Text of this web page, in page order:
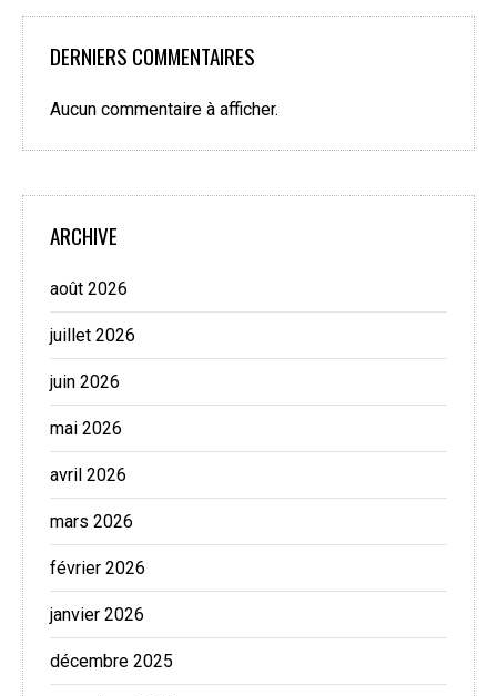
DERNIERS COMMENTAIRES
Aucun commentaire à afficher.
ARCHIVE
août 2026
juillet 2026
juin 2026
mai 2026
avril 2026
mars 2026
février 2026
janvier 2026
décembre 2025